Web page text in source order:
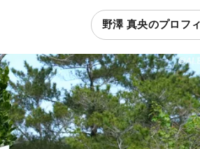
野澤 真央のプロフ